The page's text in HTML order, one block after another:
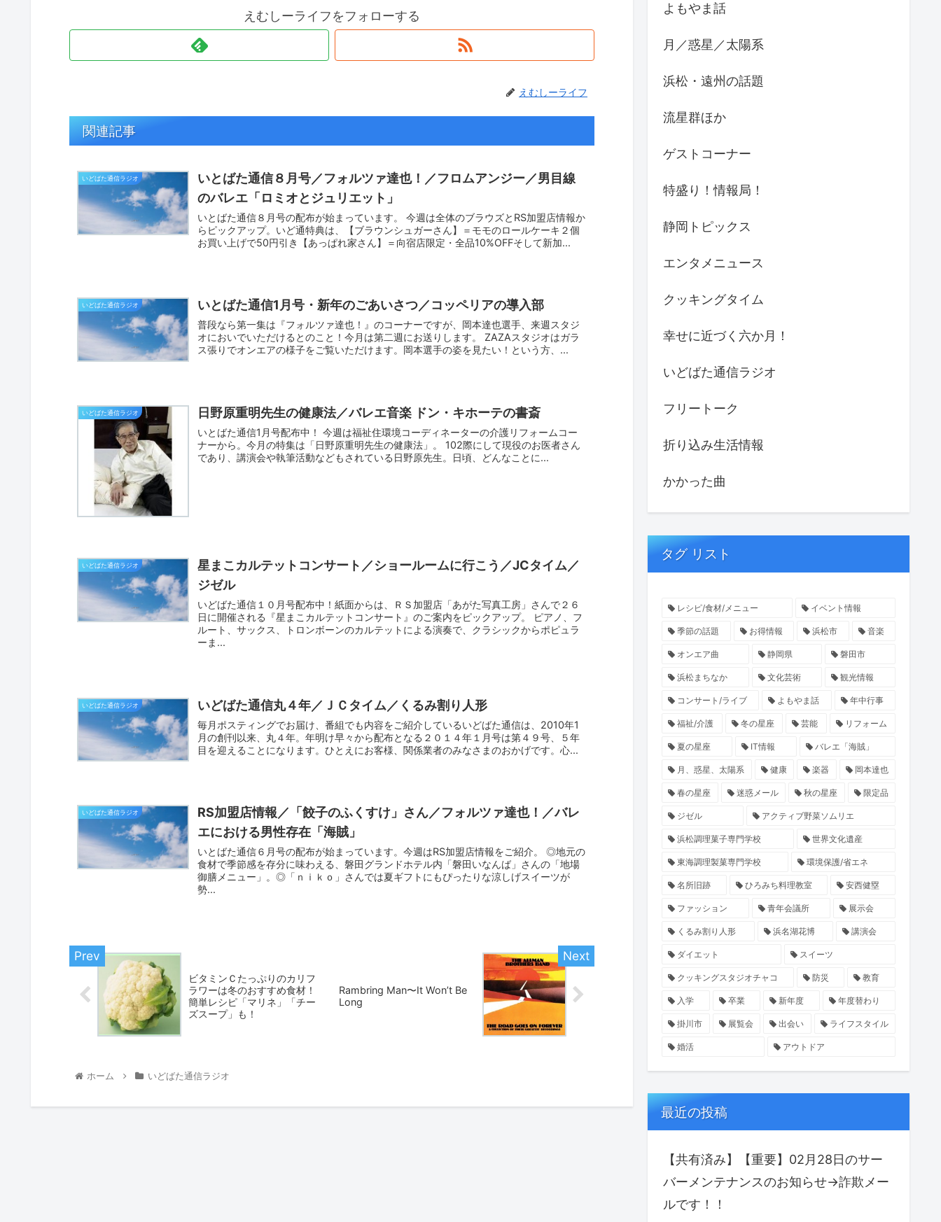
えむしーライフをフォローする
えむしーライフ
関連記事
いどばた通信ラジオ
いとばた通信８月号／フォルツァ達也！／フロムアンジー／男目線
のバレエ「ロミオとジュリエット」
いとばた通信８月号の配布が始まっています。 今週は全体のブラウズとRS加盟店情報か
らピックアップ。いど通特典は、【ブラウンシュガーさん】＝モモのロールケーキ２個
お買い上げで50円引き【あっぱれ家さん】＝向宿店限定・全品10%OFFそして新加...
いどばた通信ラジオ いとばた通信1月号・新年のごあいさつ／コッペリアの導入部
普段なら第一集は『フォルツァ達也！』のコーナーですが、岡本達也選手、来週スタジ
オにおいでいただけるとのこと！今月は第二週にお送りします。 ZAZAスタジオはガラ
ス張りでオンエアの様子をご覧いただけます。岡本選手の姿を見たい！という方、...
いどばた通信ラジオ 日野原重明先生の健康法／バレエ音楽 ドン・キホーテの書斎
いとばた通信1月号配布中！ 今週は福祉住環境コーディネーターの介護リフォームコー
ナーから。今月の特集は「日野原重明先生の健康法」。 102際にして現役のお医者さん
であり、講演会や執筆活動などもされている日野原先生。日頃、どんなことに...
いどばた通信ラジオ
星まこカルテットコンサート／ショールームに行こう／JCタイム／
ジゼル
いどばた通信１０月号配布中！紙面からは、ＲＳ加盟店「あがた写真工房」さんで２６
日に開催される『星まこカルテットコンサート』のご案内をピックアップ。 ピアノ、フ
ルート、サックス、トロンボーンのカルテットによる演奏で、クラシックからポピュラ
ーま...
いどばた通信ラジオ いどばた通信丸４年／ＪＣタイム／くるみ割り人形
毎月ポスティングでお届け、番組でも内容をご紹介しているいどばた通信は、2010年1
月の創刊以来、丸４年。年明け早々から配布となる２０１４年１月号は第４９号、５年
目を迎えることになります。ひとえにお客様、関係業者のみなさまのおかげです。心...
いどばた通信ラジオ
RS加盟店情報／「餃子のふくすけ」さん／フォルツァ達也！／バレ
エにおける男性存在「海賊」
いとばた通信６月号の配布が始まっています。今週はRS加盟店情報をご紹介。 ◎地元の
食材で季節感を存分に味わえる、磐田グランドホテル内「磐田いなんば」さんの「地場
御膳メニュー」。◎「ｎｉｋｏ」さんでは夏ギフトにもぴったりな涼しげスイーツが
勢...
ビタミンＣたっぷりのカリフ
ラワーは冬のおすすめ食材！
簡単レシピ「マリネ」「チー
ズスープ」も！
Rambring Man〜It Won’t Be
Long
ホーム いどばた通信ラジオ
よもやま話
月／惑星／太陽系
浜松・遠州の話題
流星群ほか
ゲストコーナー
特盛り！情報局！
静岡トピックス
エンタメニュース
クッキングタイム
幸せに近づく六か月！
いどばた通信ラジオ
フリートーク
折り込み生活情報
かかった曲
タグ リスト
レシピ/食材/メニュー イベント情報
季節の話題 お得情報 浜松市 音楽
オンエア曲 静岡県 磐田市
浜松まちなか 文化芸術 観光情報
コンサート/ライブ よもやま話 年中行事
福祉/介護 冬の星座 芸能 リフォーム
夏の星座 IT情報 バレエ「海賊」
月、惑星、太陽系 健康 楽器 岡本達也
春の星座 迷惑メール 秋の星座 限定品
ジゼル アクティブ野菜ソムリエ
浜松調理菓子専門学校 世界文化遺産
東海調理製菓専門学校 環境保護/省エネ
名所旧跡 ひろみち料理教室 安西健塁
ファッション 青年会議所 展示会
くるみ割り人形 浜名湖花博 講演会
ダイエット スイーツ
クッキングスタジオチャコ 防災 教育
入学 卒業 新年度 年度替わり
掛川市 展覧会 出会い ライフスタイル
婚活 アウトドア
最近の投稿
【共有済み】【重要】02月28日のサー
バーメンテナンスのお知らせ→詐欺メー
ルです！！